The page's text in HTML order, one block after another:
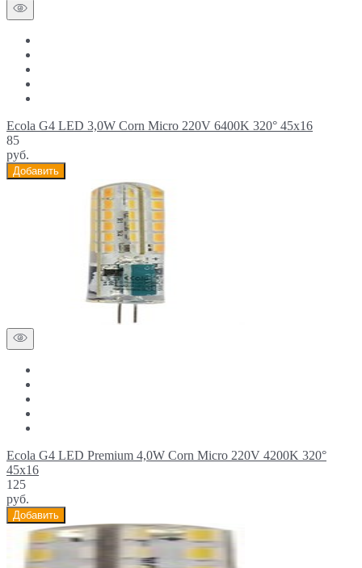
Ecola G4 LED 3,0W Corn Micro 220V 6400K 320° 45x16
85
руб.
Добавить
Ecola G4 LED Premium 4,0W Corn Micro 220V 4200K 320°
45x16
125
руб.
Добавить